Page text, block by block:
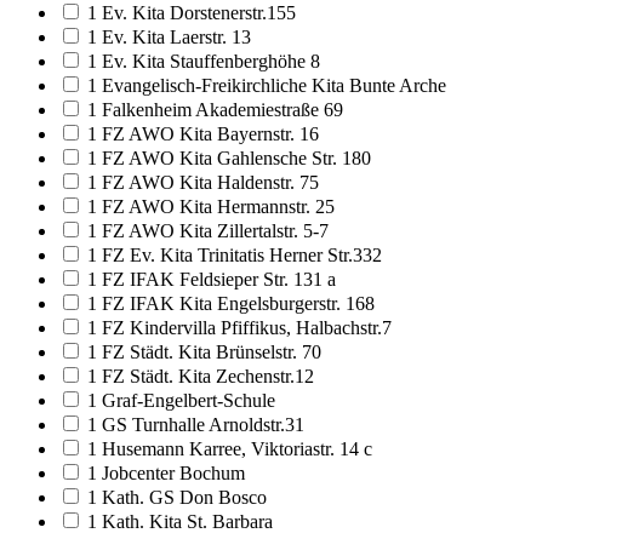
1 Ev. Kita Dorstenerstr.155
1 Ev. Kita Laerstr. 13
1 Ev. Kita Stauffenberghöhe 8
1 Evangelisch-Freikirchliche Kita Bunte Arche
1 Falkenheim Akademiestraße 69
1 FZ AWO Kita Bayernstr. 16
1 FZ AWO Kita Gahlensche Str. 180
1 FZ AWO Kita Haldenstr. 75
1 FZ AWO Kita Hermannstr. 25
1 FZ AWO Kita Zillertalstr. 5-7
1 FZ Ev. Kita Trinitatis Herner Str.332
1 FZ IFAK Feldsieper Str. 131 a
1 FZ IFAK Kita Engelsburgerstr. 168
1 FZ Kindervilla Pfiffikus, Halbachstr.7
1 FZ Städt. Kita Brünselstr. 70
1 FZ Städt. Kita Zechenstr.12
1 Graf-Engelbert-Schule
1 GS Turnhalle Arnoldstr.31
1 Husemann Karree, Viktoriastr. 14 c
1 Jobcenter Bochum
1 Kath. GS Don Bosco
1 Kath. Kita St. Barbara